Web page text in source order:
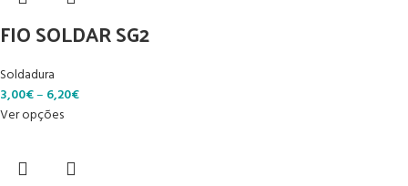
FIO SOLDAR SG2
Soldadura
3,00€– 6,20€
Ver opções